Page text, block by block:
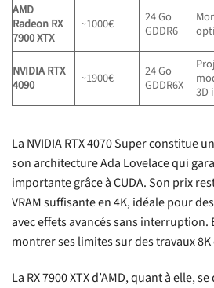
AMD
Radeon RX
7900 XTX
~1000€
24 Go
GDDR6
NVIDIA RTX
4090
~1900€
24 Go
GDDR6X
3D
La NVIDIA RTX 4070 Super constitue
son architecture Ada Lovelace qui
importante grâce à CUDA. Son prix
VRAM suffisante en 4K, idéale pour
avec effets avancés sans interruption.
montrer ses limites sur des travaux 8K
La RX 7900 XTX d’AMD, quant à elle,